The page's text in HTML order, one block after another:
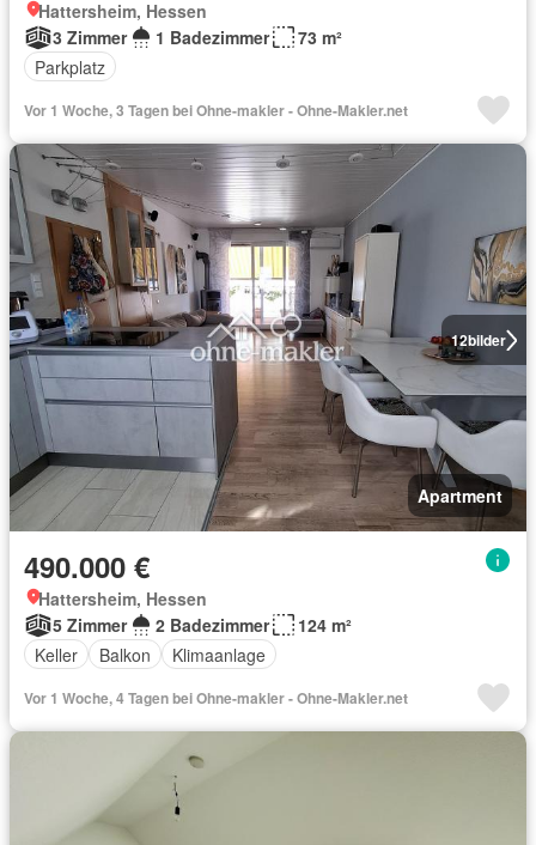
Hattersheim, Hessen
3 Zimmer
1 Badezimmer
73 m²
Parkplatz
Vor 1 Woche, 3 Tagen bei Ohne-makler - Ohne-Makler.net
12bilder
Apartment
490.000 €
Hattersheim, Hessen
5 Zimmer
2 Badezimmer
124 m²
Keller
Balkon Klimaanlage
Vor 1 Woche, 4 Tagen bei Ohne-makler - Ohne-Makler.net